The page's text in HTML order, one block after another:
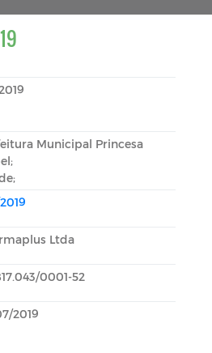
Municipal Princesa
Ltda
0001-52
2019